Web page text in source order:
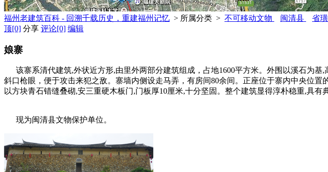
福州老建筑百科 - 回溯千载历史，重建福州记忆 > 所属分类 > 不可移动文物 闽清县 省
顶[0] 分享 评论[0] 编辑
娘寨
该寨系清代建筑,外状近方形,由里外两部分建筑组成，占地1600平方米。外围以溪石为基
斜口枪眼，便于攻击来犯之敌。寨墙内侧设走马弄，有房间80余间。正座位于寨内中央位
以方块青石错缝叠砌,安三重硬木板门,门板厚10厘米,十分坚固。整个建筑显得淳朴稳重,具
现为闽清县文物保护单位。